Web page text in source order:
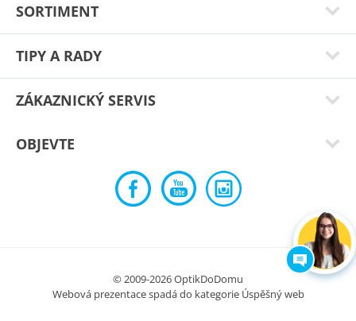
SORTIMENT
TIPY A RADY
ZÁKAZNICKÝ SERVIS
OBJEVTE
© 2009-2026 OptikDoDomu
Webová prezentace spadá do kategorie Úspěšný web